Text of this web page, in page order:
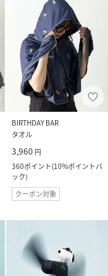
BIRTHDAY BAR
タオル
3,960 円
360ポイント(10%ポイントバ
ック)
クーポン対象